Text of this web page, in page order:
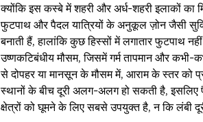
क्योंकि इस कस्बे में शहरी और अर्ध-शहरी इलाकों का
फुटपाथ और पैदल यात्रियों के अनुकूल ज़ोन जैसी
बनाती हैं, हालांकि कुछ हिस्सों में लगातार फुटपाथ
उष्णकटिबंधीय मौसम, जिसमें गर्म तापमान और कभी-
से दोपहर या मानसून के मौसम में, आराम के स्तर को
स्थानों के बीच दूरी अलग-अलग हो सकती है,
क्षेत्रों को घूमने के लिए सबसे उपयुक्त है, न कि लंबी